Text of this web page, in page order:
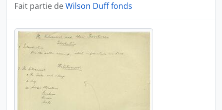
Fait partie deWilson Duff fonds